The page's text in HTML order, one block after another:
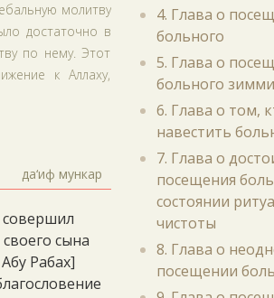
молитву
достаточно в
по нему. Этот
к Аллаху,
да‘иф мункар
сына
Рабах]
4. Глава о
больного
5. Глава о
больного
6. Глава о том,
навестить
7. Глава о
посещения
состоянии
чистоты
8. Глава о
посещении